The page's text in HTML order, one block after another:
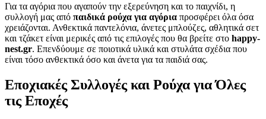
Για τα αγόρια που αγαπούν την εξερεύνηση και το παιχνίδι, η
συλλογή μας από παιδικά ρούχα για αγόρια προσφέρει όλα όσα
χρειάζονται. Ανθεκτικά παντελόνια, άνετες μπλούζες, αθλητικά σετ
και τζάκετ είναι μερικές από τις επιλογές που θα βρείτε στο happy-
nest.gr. Επενδύουμε σε ποιοτικά υλικά και στυλάτα σχέδια που
είναι τόσο ανθεκτικά όσο και άνετα για τα παιδιά σας.
Εποχιακές Συλλογές και Ρούχα για Όλες
τις Εποχές